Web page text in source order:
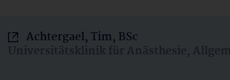
Achtergael, Tim, BSc
Universitätsklinik für Anästhesie,